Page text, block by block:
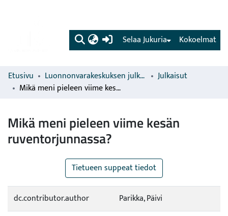
(current) Kokoelmat
Selaa Jukuria
Etusivu Luonnonvarakeskuksen julkaisut
Julkaisut
Mikä meni pieleen viime kesän ruventorjunnassa?
Mikä meni pieleen viime kesän
ruventorjunnassa?
Tietueen suppeat tiedot
dc.contributor.author
Parikka, Päivi